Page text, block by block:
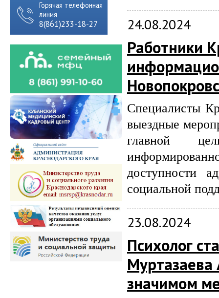
Горячая телефонная
линия
8(861)233-18-27 24.08.2024
Работники
Специалисты
выездные
главной
доступности
социальной
23.08.2024
Психолог
Муртазаева
значимом